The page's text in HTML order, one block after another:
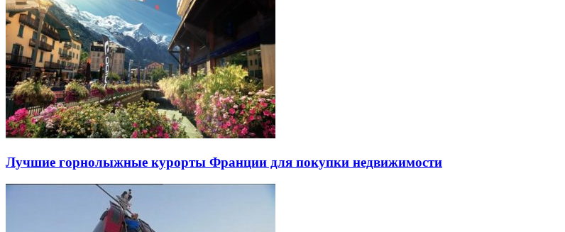
Лучшие горнолыжные курорты Франции для покупки недвижимости